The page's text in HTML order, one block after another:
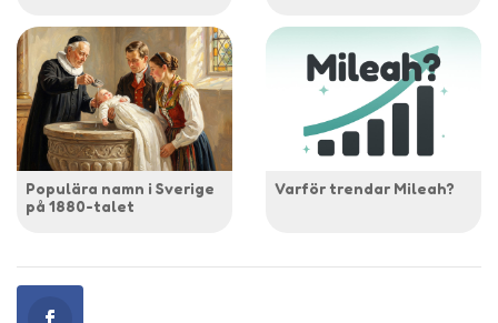
Populära namn i Sverige
på 1880-talet
Varför trendar Mileah?